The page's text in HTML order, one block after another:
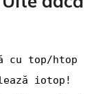
cu top/htop
iotop!